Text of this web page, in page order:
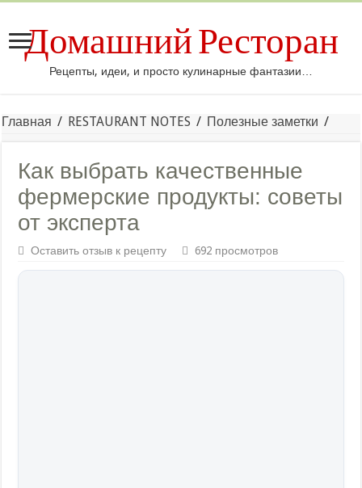
Домашний Ресторан
Рецепты, идеи, и просто кулинарные фантазии…
Главная / RESTAURANT NOTES / Полезные заметки /
Как выбрать качественные
фермерские продукты: советы
от эксперта
Оставить отзыв к рецепту 692 просмотров